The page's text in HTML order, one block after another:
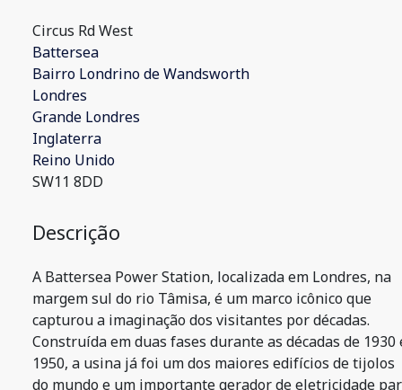
Circus Rd West
Battersea
Bairro Londrino de Wandsworth
Londres
Grande Londres
Inglaterra
Reino Unido
SW11 8DD
Descrição
A Battersea Power Station, localizada em Londres, na
margem sul do rio Tâmisa, é um marco icônico que
capturou a imaginação dos visitantes por décadas.
Construída em duas fases durante as décadas de 1930
1950, a usina já foi um dos maiores edifícios de tijolos
do mundo e um importante gerador de eletricidade